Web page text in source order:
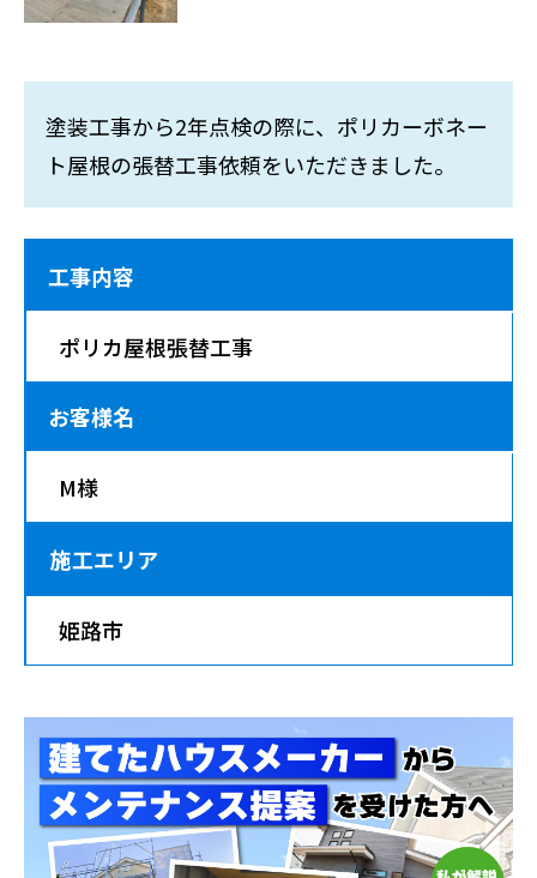
塗装工事から2年点検の際に、ポリカーボネー
ト屋根の張替工事依頼をいただきました。
工事内容
ポリカ屋根張替工事
お客様名
M様
施工エリア
姫路市